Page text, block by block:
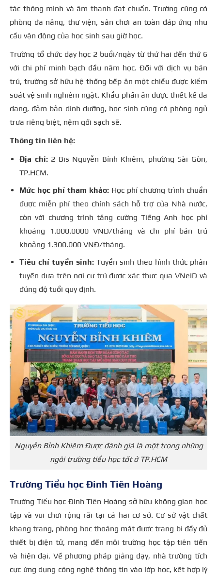
tác thông minh và âm thanh đạt chuẩn. Trường cũng có
phòng đa năng, thư viện, sân chơi an toàn đáp ứng nhu
cầu vận động của học sinh sau giờ học.
Trường tổ chức dạy học 2 buổi/ngày từ thứ hai đến thứ 6
với chi phí minh bạch đầu năm học. Đối với dịch vụ bán
trú, trường sở hữu hệ thống bếp ăn một chiều được kiểm
soát vệ sinh nghiêm ngặt. Khẩu phần ăn được thiết kế đa
dạng, đảm bảo dinh dưỡng, học sinh cũng có phòng ngủ
trưa riêng biệt, nệm gối sạch sẽ.
Thông tin liên hệ:
Địa chỉ:2 Bis Nguyễn Bỉnh Khiêm, phường Sài Gòn,
TP.HCM.
Mức học phí tham khảo: Học phí chương trình chuẩn
được miễn phí theo chính sách hỗ trợ của Nhà nước,
còn với chương trình tăng cường Tiếng Anh học phí
khoảng 1.000.0000 VNĐ/tháng và chi phí bán trú
khoảng 1.300.000 VNĐ/tháng.
Tiêu chí tuyển sinh: Tuyển sinh theo hình thức phân
tuyến dựa trên nơi cư trú được xác thực qua VNeID và
đúng độ tuổi quy định.
Nguyễn Bỉnh Khiêm Được đánh giá là một trong những
ngôi trường tiểu học tốt ở TP.HCM
Trường Tiểu học Đinh Tiên Hoàng
Trường Tiểu học Đinh Tiên Hoàng sở hữu không gian học
tập và vui chơi rộng rãi tại cả hai cơ sở. Cơ sở vật chất
khang trang, phòng học thoáng mát được trang bị đầy đủ
thiết bị điện tử, mang đến môi trường học tập tiên tiến
và hiện đại. Về phương pháp giảng dạy, nhà trường tích
cực ứng dụng công nghệ thông tin vào lớp học, kết hợp lý